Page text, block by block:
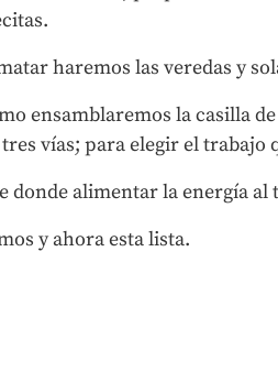
haremos las veredas y
ensamblaremos la casilla
vías; para elegir el trabajo
donde alimentar la energía
y ahora esta lista.